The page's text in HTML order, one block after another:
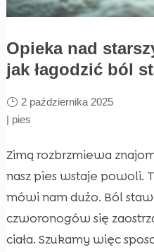
Opieka nad
jak łagodzić ból
2 października 2025
| pies
Zimą rozbrzmiewa
nasz pies wstaje powoli.
mówi nam dużo. Ból
czworonogów się
ciała. Szukamy więc